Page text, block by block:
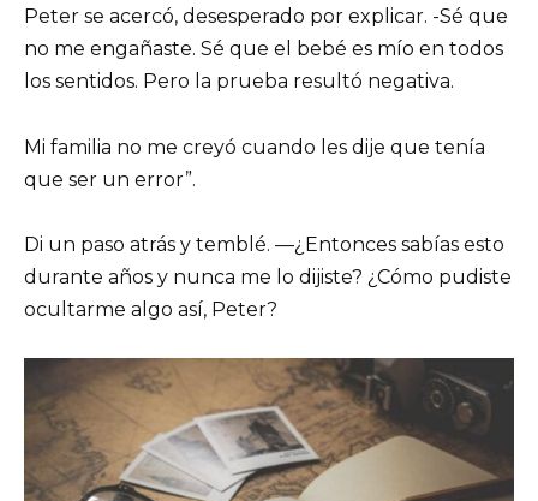
Peter se acercó, desesperado por explicar. -Sé que
no me engañaste. Sé que el bebé es mío en todos
los sentidos. Pero la prueba resultó negativa.
Mi familia no me creyó cuando les dije que tenía
que ser un error”.
Di un paso atrás y temblé. —¿Entonces sabías esto
durante años y nunca me lo dijiste? ¿Cómo pudiste
ocultarme algo así, Peter?